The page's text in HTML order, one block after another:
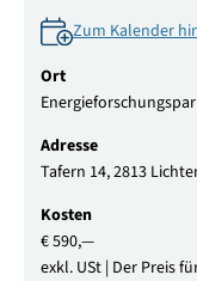
Zum Kalender
Ort
Adresse
Tafern 14, 2813
Kosten
€ 590,—
exkl. USt | Der Preis